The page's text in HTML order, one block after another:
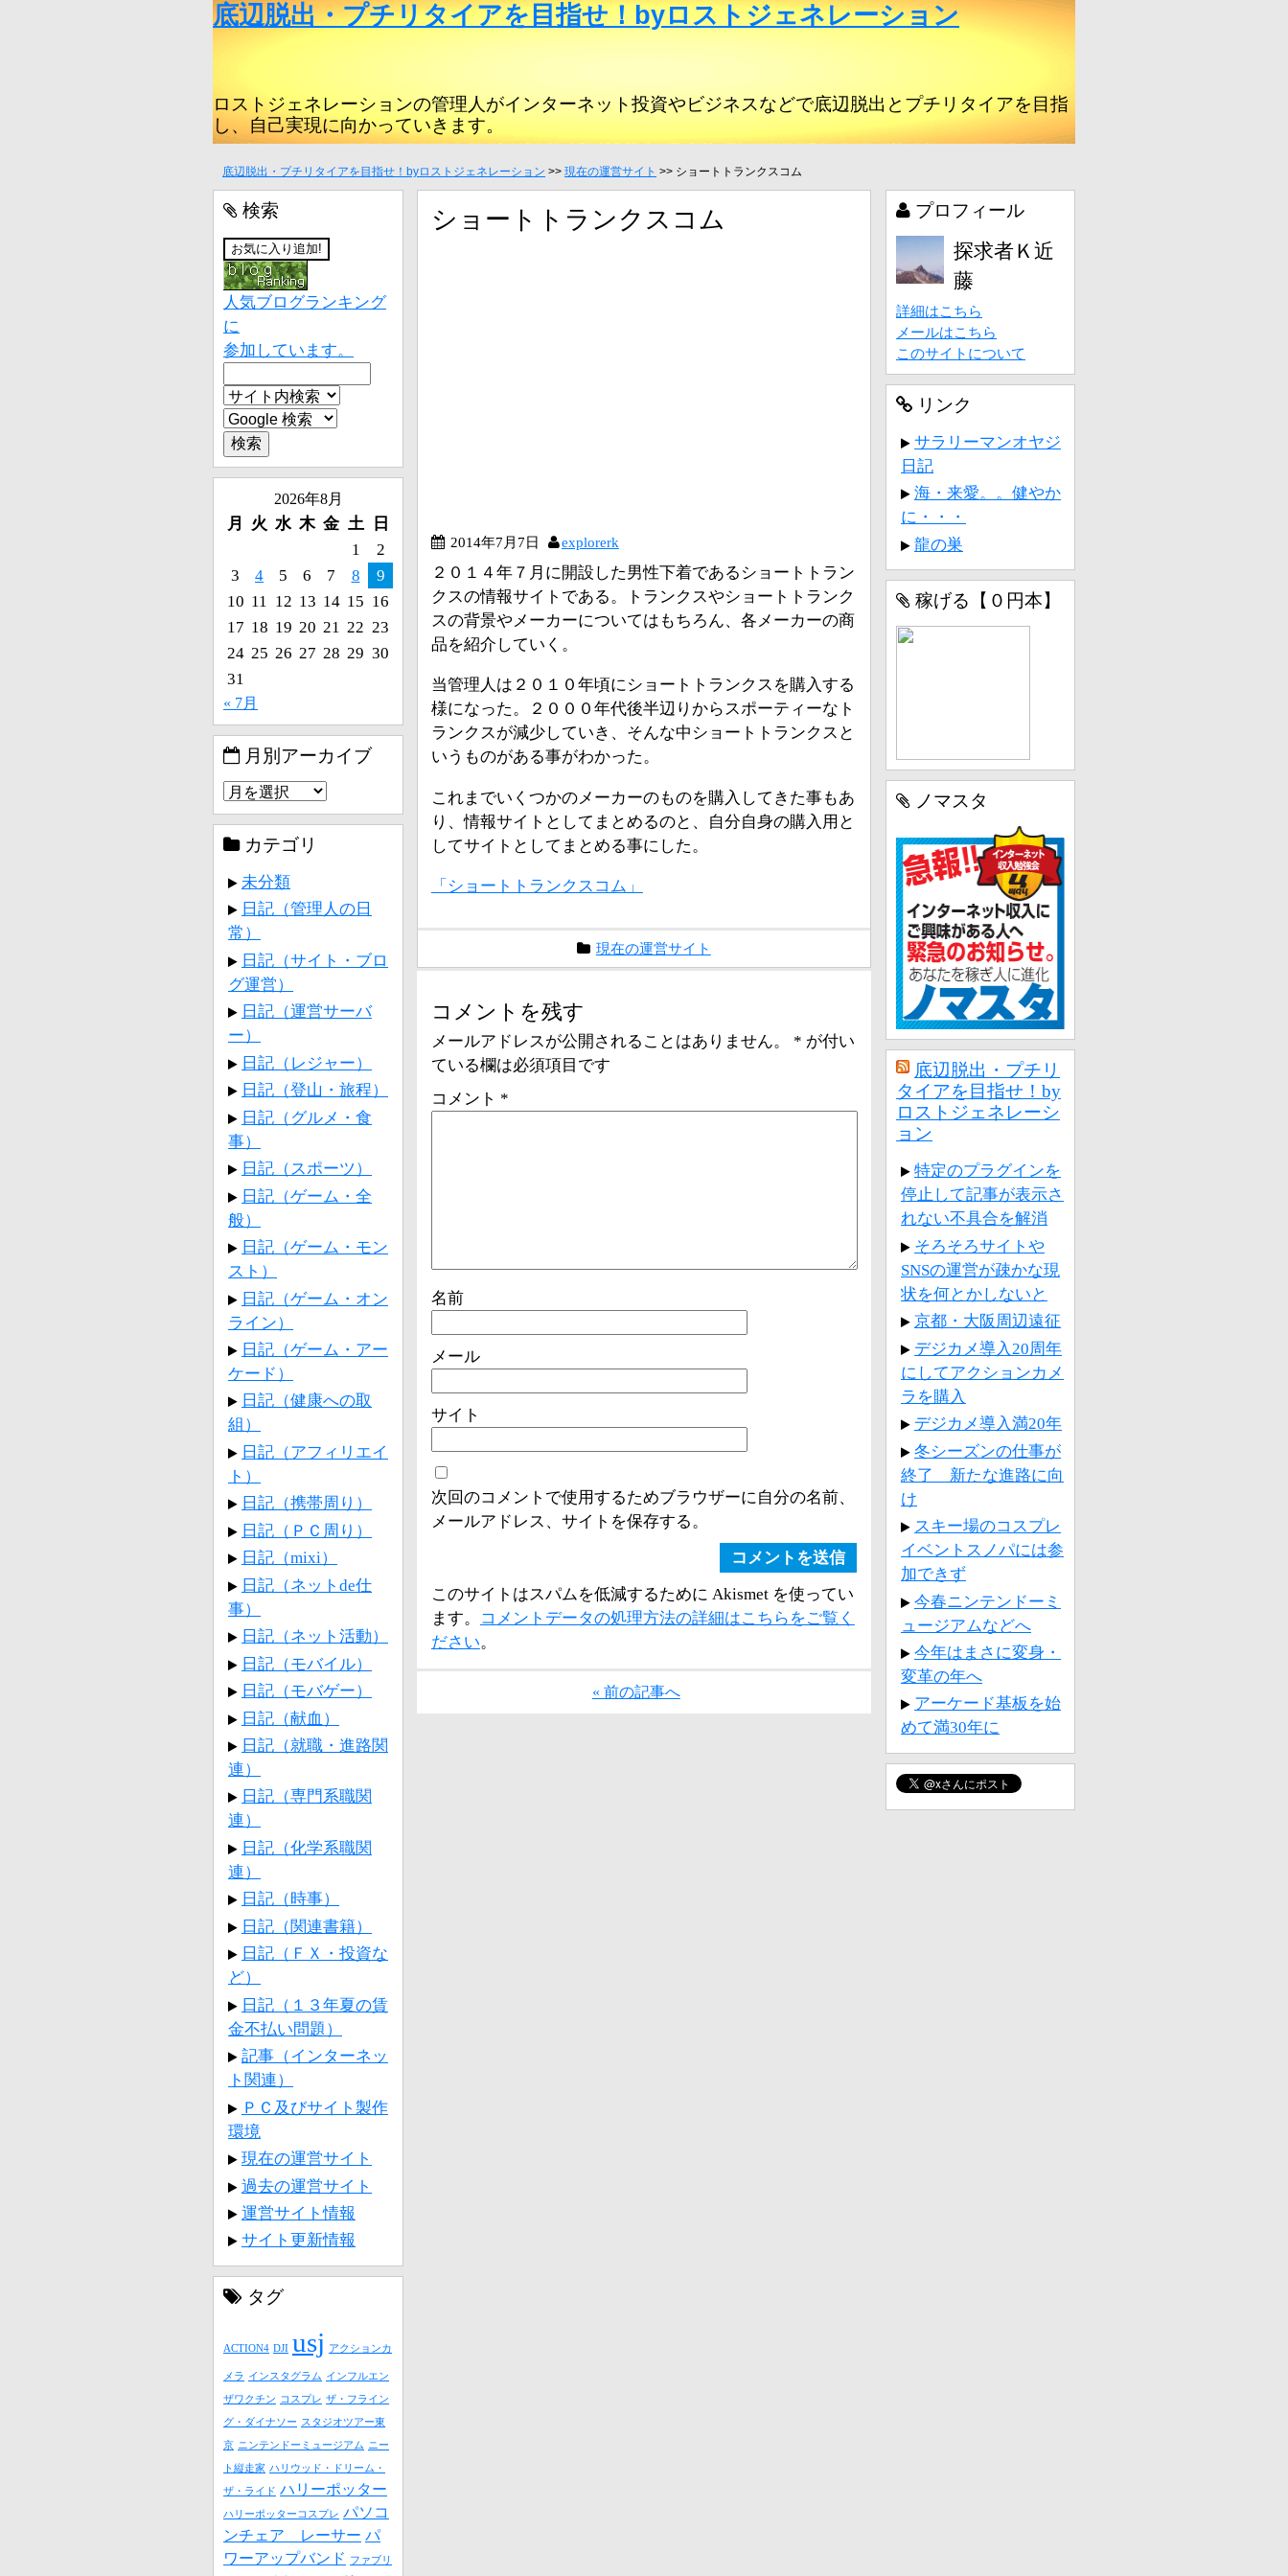
底辺脱出・プチリタイアを目指せ！byロストジェネレーション
ロストジェネレーションの管理人がインターネット投資やビジネスなどで底辺脱出とプチリタイアを目指
し、自己実現に向かっていきます。
底辺脱出・プチリタイアを目指せ！byロストジェネレーション >> 現在の運営サイト >> ショートトランクスコム
ショートトランクスコム
2014年7月7日 explorerk
２０１４年７月に開設した男性下着であるショートトラン
クスの情報サイトである。トランクスやショートトランク
スの背景やメーカーについてはもちろん、各メーカーの商
品を紹介していく。
当管理人は２０１０年頃にショートトランクスを購入する
様になった。２０００年代後半辺りからスポーティーなト
ランクスが減少していき、そんな中ショートトランクスと
いうものがある事がわかった。
これまでいくつかのメーカーのものを購入してきた事もあ
り、情報サイトとしてまとめるのと、自分自身の購入用と
してサイトとしてまとめる事にした。
「ショートトランクスコム」
現在の運営サイト
コメントを残す
メールアドレスが公開されることはありません。 * が付い
ている欄は必須項目です
コメント *
名前
メール
サイト
次回のコメントで使用するためブラウザーに自分の名前、
メールアドレス、サイトを保存する。
このサイトはスパムを低減するために Akismet を使ってい
ます。
コメントデータの処理方法の詳細はこちらをご覧く
ださい。
« 前の記事へ
検索
人気ブログランキング
に
参加しています。
2026年8月
月 火 水 木 金 土
日
1
2
3
4 5 6 7 8
9
10 11 12 13 14 15 16
17 18 19 20 21 22 23
24 25 26 27 28 29 30
31
« 7月
月別アーカイブ
カテゴリ
未分類
日記（管理人の日
常）
日記（サイト・ブロ
グ運営）
日記（運営サーバ
ー）
日記（レジャー）
日記（登山・旅程）
日記（グルメ・食
事）
日記（スポーツ）
日記（ゲーム・全
般）
日記（ゲーム・モン
スト）
日記（ゲーム・オン
ライン）
日記（ゲーム・アー
ケード）
日記（健康への取
組）
日記（アフィリエイ
ト）
日記（携帯周り）
日記（ＰＣ周り）
日記（mixi）
日記（ネットde仕
事）
日記（ネット活動）
日記（モバイル）
日記（モバゲー）
日記（献血）
日記（就職・進路関
連）
日記（専門系職関
連）
日記（化学系職関
連）
日記（時事）
日記（関連書籍）
日記（ＦＸ・投資な
ど）
日記（１３年夏の賃
金不払い問題）
記事（インターネッ
ト関連）
ＰＣ及びサイト製作
環境
現在の運営サイト
過去の運営サイト
運営サイト情報
サイト更新情報
タグ
ACTION4 DJI usj アクションカ
メラ インスタグラム インフルエン
ザワクチン コスプレ ザ・フライン
グ・ダイナソー スタジオツアー東
京 ニンテンドーミュージアム ニー
ト縦走家 ハリウッド・ドリーム・
ザ・ライド ハリーポッター
ハリーポッターコスプレ パソコ
ンチェア レーサー パ
ワーアップバンド
ファブリ
プロフィール
探求者Ｋ近
藤
詳細はこちら
メールはこちら
このサイトについて
リンク
サラリーマンオヤジ
日記
海・来愛。。健やか
に・・・
龍の巣
稼げる【０円本】
ノマスタ
底辺脱出・プチリ
タイアを目指せ！by
ロストジェネレーシ
ョン
特定のプラグインを
停止して記事が表示さ
れない不具合を解消
そろそろサイトや
SNSの運営が疎かな現
状を何とかしないと
京都・大阪周辺遠征
デジカメ導入20周年
にしてアクションカメ
ラを購入
デジカメ導入満20年
冬シーズンの仕事が
終了 新たな進路に向
け
スキー場のコスプレ
イベントスノパには参
加できず
今春ニンテンドーミ
ュージアムなどへ
今年はまさに変身・
変革の年へ
アーケード基板を始
めて満30年に